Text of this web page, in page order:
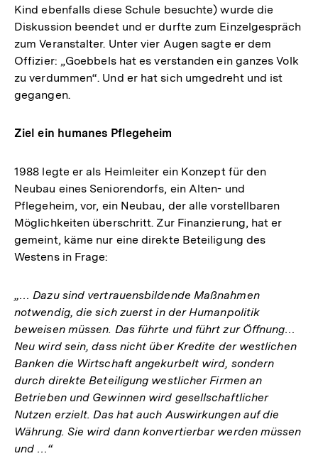
Kind ebenfalls diese Schule besuchte) wurde die
Diskussion beendet und er durfte zum Einzelgespräch
zum Veranstalter. Unter vier Augen sagte er dem
Offizier: „Goebbels hat es verstanden ein ganzes Volk
zu verdummen“. Und er hat sich umgedreht und ist
gegangen.
Ziel ein humanes Pflegeheim
1988 legte er als Heimleiter ein Konzept für den
Neubau eines Seniorendorfs, ein Alten- und
Pflegeheim, vor, ein Neubau, der alle vorstellbaren
Möglichkeiten überschritt. Zur Finanzierung, hat er
gemeint, käme nur eine direkte Beteiligung des
Westens in Frage:
„… Dazu sind vertrauensbildende Maßnahmen
notwendig, die sich zuerst in der Humanpolitik
beweisen müssen. Das führte und führt zur Öffnung…
Neu wird sein, dass nicht über Kredite der westlichen
Banken die Wirtschaft angekurbelt wird, sondern
durch direkte Beteiligung westlicher Firmen an
Betrieben und Gewinnen wird gesellschaftlicher
Nutzen erzielt. Das hat auch Auswirkungen auf die
Währung. Sie wird dann konvertierbar werden müssen
und …“